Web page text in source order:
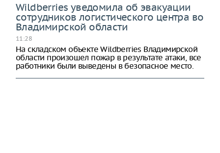
Wildberries уведомила об эвакуации
сотрудников логистического центра во
Владимирской области
11:28
На складском объекте Wildberries Владимирской
области произошел пожар в результате атаки, все
работники были выведены в безопасное место.